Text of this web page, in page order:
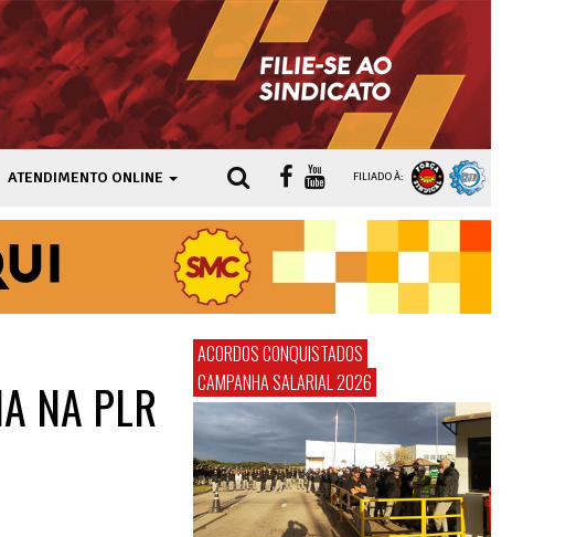
ATENDIMENTO ONLINE FILIADO À:
NA PLR
ACORDOS CONQUISTADOS
CAMPANHA SALARIAL 2026